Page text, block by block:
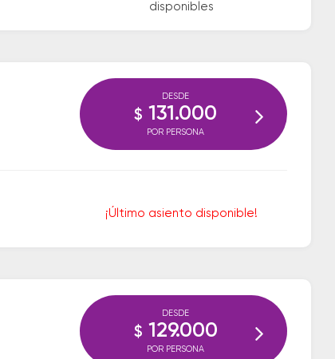
disponibles
¡Último asiento disponible!
DESDE
$ 131.000
POR PERSONA
DESDE
$ 129.000
POR PERSONA